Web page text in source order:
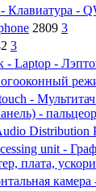
Клавиатура -
2809 3
3
- Laptop -
-
-
Distribution
unit -
плата,
камера